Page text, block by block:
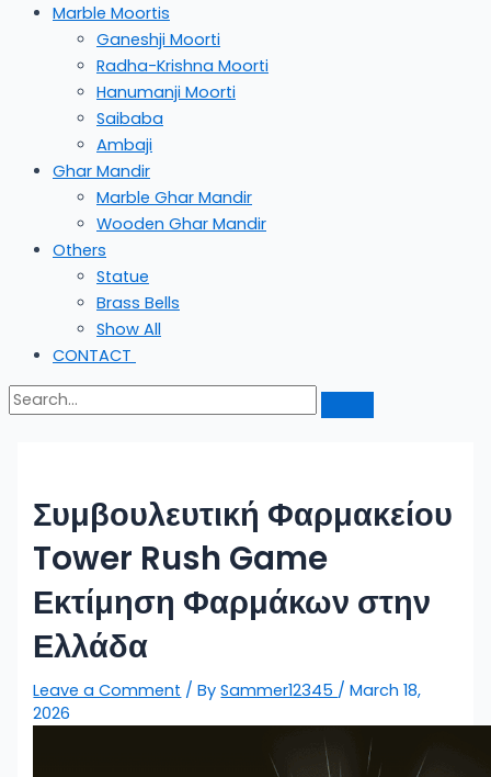
Marble Moortis
Ganeshji Moorti
Radha-Krishna Moorti
Hanumanji Moorti
Saibaba
Ambaji
Ghar Mandir
Marble Ghar Mandir
Wooden Ghar Mandir
Others
Statue
Brass Bells
Show All
CONTACT
Συμβουλευτική Φαρμακείου
Tower Rush Game
Εκτίμηση Φαρμάκων στην
Ελλάδα
Leave a Comment / BySammer12345 /March 18,
2026